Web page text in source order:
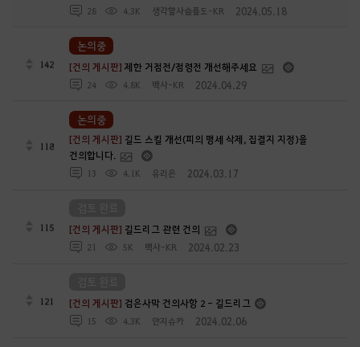
28 4.3K 생각할사슬플도-KR 2024.05.18
142 [건의 게시판]제한 거점전/점령전 개선해주세요
24 4.8K 백사-KR 2024.04.29
논의중
118
[건의 게시판] 길드 스킬 개선(피의 맹세 삭제, 집결지 지정)을
건의합니다.
13 4.1K 유리은 2024.03.17
논의중
115 [건의 게시판] 길드리그 관련 건의
21 5K 백사-KR 2024.02.23
121 [건의 게시판] 검은사막 건의사항 2 - 길드리그
15 4.3K 얀지슈카 2024.02.06